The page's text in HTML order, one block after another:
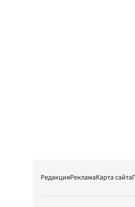
РедакцияРекламаКарта сайта